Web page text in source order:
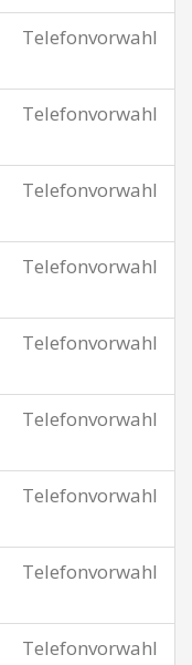
Telefonvorwahl
Telefonvorwahl
Telefonvorwahl
Telefonvorwahl
Telefonvorwahl
Telefonvorwahl
Telefonvorwahl
Telefonvorwahl
Telefonvorwahl